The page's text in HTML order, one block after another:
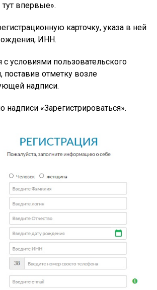
впервые».
карточку, указа в ней
ИНН.
с условиями пользовательского
поставив отметку возле
надписи.
надписи «Зарегистрироваться».